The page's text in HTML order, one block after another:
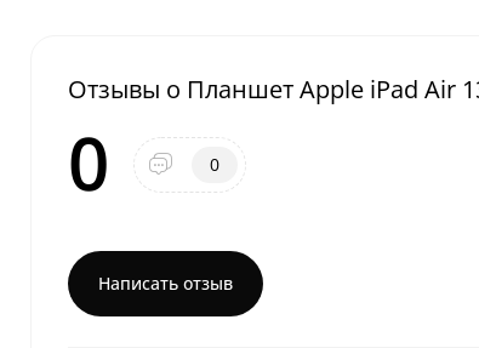
Отзывы о Планшет Apple iPad Air
0 0
Написать отзыв